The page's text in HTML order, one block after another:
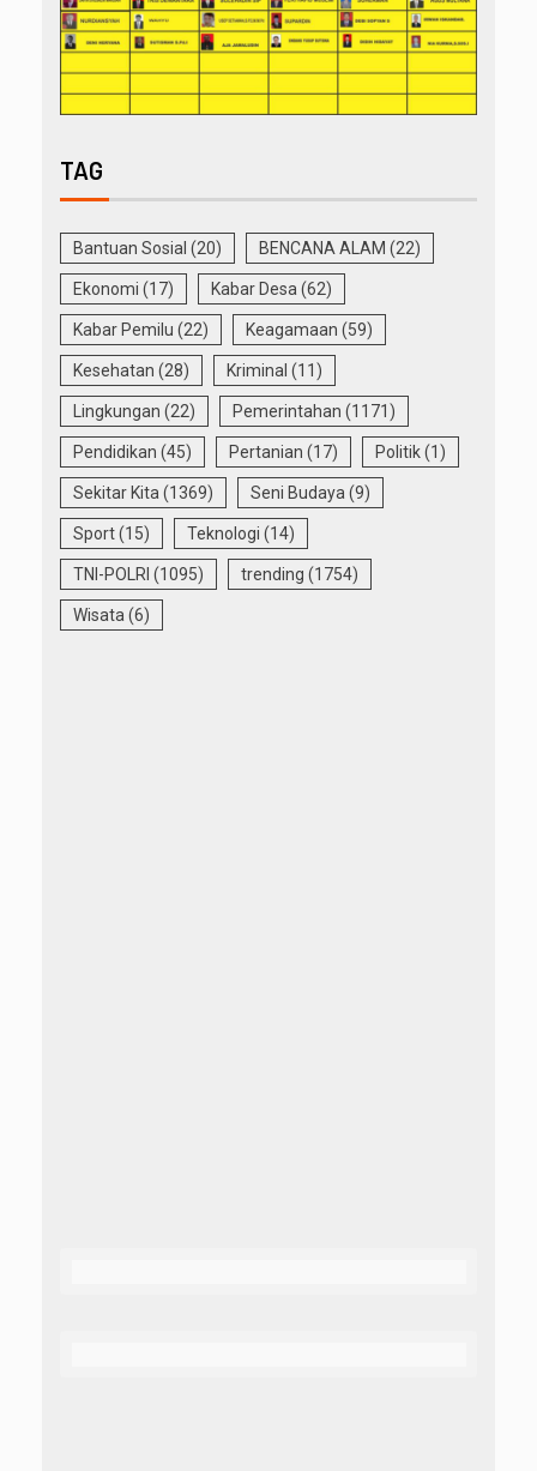
TAG
Bantuan Sosial (20) BENCANA ALAM (22)
Ekonomi (17) Kabar Desa (62)
Kabar Pemilu (22) Keagamaan (59)
Kesehatan (28) Kriminal (11)
Lingkungan (22) Pemerintahan (1171)
Pendidikan (45) Pertanian (17) Politik(1)
Sekitar Kita (1369) Seni Budaya (9)
Sport(15) Teknologi (14)
TNI-POLRI (1095) trending (1754)
Wisata (6)